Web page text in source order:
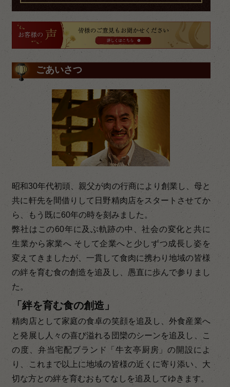
ごあいさつ
昭和30年代初頭、親父が肉の行商により創業し、母と
共に軒先を間借りして日野精肉店をスタートさせてか
ら、もう既に60年の時を刻みました。
弊社はこの60年に及ぶ軌跡の中、社会の変化と共に
生業から家業へ そして企業へと少しずつ成長し姿を
変えてきましたが、一貫して食肉に携わり地域の皆様
の絆を育む食の創造を追及し、愚直に歩んで参りまし
た。
「絆を育む食の創造」
精肉店として家庭の食卓の笑顔を追及し、外食産業へ
と発展し人々の喜び溢れる団欒のシーンを追及し、こ
の度、弁当宅配ブランド「牛玄亭厨房」の開設によ
り、これまで以上に地域の皆様の近くに寄り添い、大
切な方との絆を育むおもてなしを追及してゆきます。